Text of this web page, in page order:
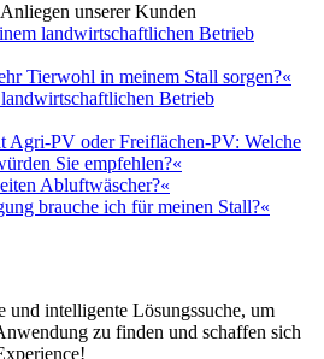
unserer Kunden
landwirtschaftlichen Betrieb
Tierwohl in meinem Stall sorgen?«
Betrieb
Agri-PV oder Freiflächen-PV: Welche
Sie empfehlen?«
Abluftwäscher?«
brauche ich für meinen Stall?«
und intelligente Lösungssuche, um
zu finden und schaffen sich